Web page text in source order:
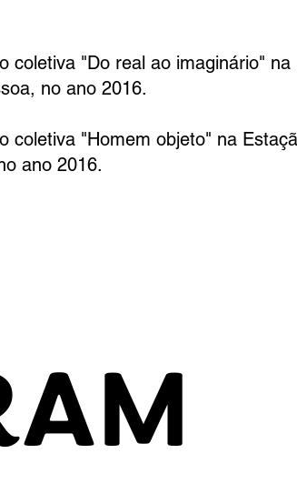
coletiva "Do real ao imaginário"
no ano 2016.
coletiva "Homem objeto" na
ano 2016.